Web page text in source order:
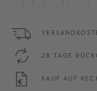
28 TAGE
KAUF AUF